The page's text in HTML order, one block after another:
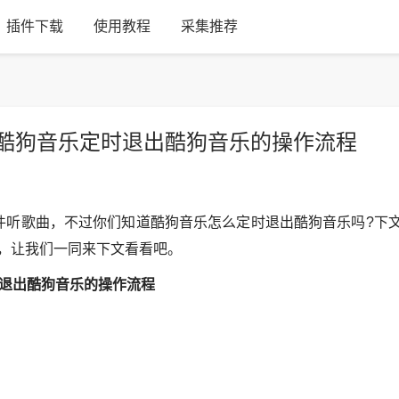
插件下载 使用教程 采集推荐
狗音乐定时退出酷狗音乐的操作流程
曲，不过你们知道酷狗音乐怎么定时退出酷狗音乐吗?下
我们一同来下文看看吧。
出酷狗音乐的操作流程